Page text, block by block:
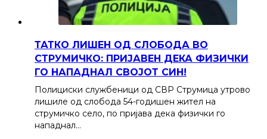
ТАТКО ЛИШЕН ОД СЛОБОДА ВО
СТРУМИЧКО: ПРИЈАВЕН ДЕКА ФИЗИЧКИ
ГО НАПАДНАЛ СВОЈОТ СИН!
Полициски службеници од СВР Струмица утрово
лишиле од слобода 54-годишен жител на
струмичко село, по пријава дека физички го
нападнал…